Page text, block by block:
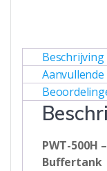
Beschrijving
PWT-500H
Buffertank